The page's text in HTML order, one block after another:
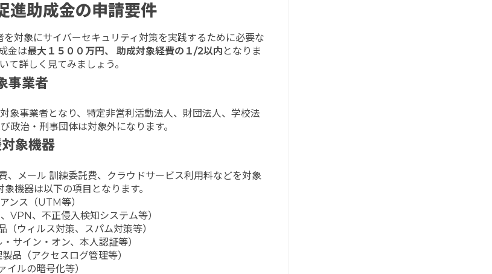
進助成金の申請要件
対象にサイバーセキュリティ対策を実践するために必要な
金は最大１５００万円、 助成対象経費の１/2以内 となりま
て詳しく見てみましょう。
事業者
象事業者となり、特定非営利活動法人、財団法人、学校法
政治・刑事団体は対象外になります。
象機器
メール 訓練委託費、クラウドサービス利用料などを対象
機器は以下の項目となります。
ンス（UTM等）
VPN、不正侵入検知システム等）
（ウィルス対策、スパム対策等）
サイン・オン、本人認証等）
品（アクセスログ管理等）
イルの暗号化等）